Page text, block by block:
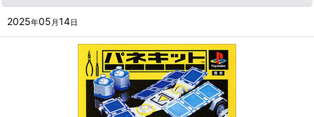
2025年05 月14日